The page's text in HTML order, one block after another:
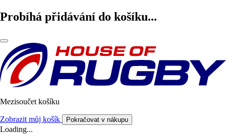
Probíhá přidávání do košíku...
Mezisoučet košíku
Zobrazit můj košík Pokračovat v nákupu
Loading...